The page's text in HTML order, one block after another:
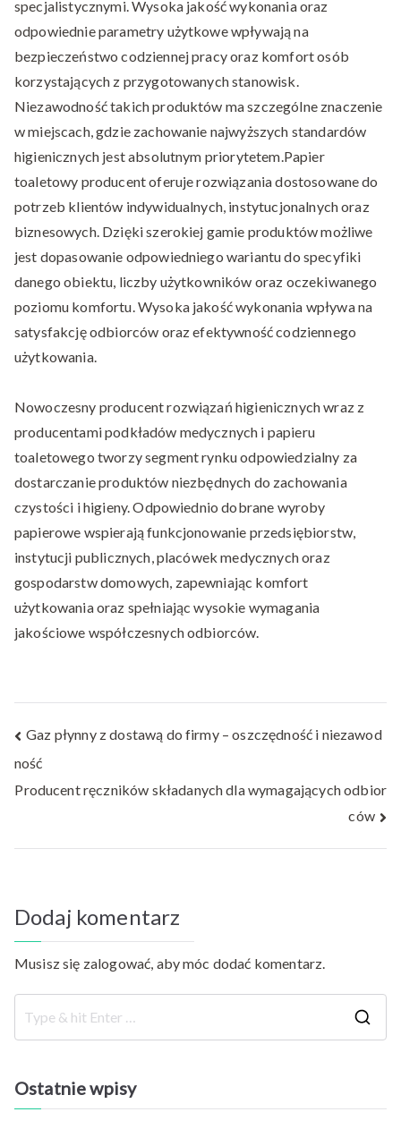
specjalistycznymi. Wysoka jakość wykonania oraz
odpowiednie parametry użytkowe wpływają na
bezpieczeństwo codziennej pracy oraz komfort osób
korzystających z przygotowanych stanowisk.
Niezawodność takich produktów ma szczególne znaczenie
w miejscach, gdzie zachowanie najwyższych standardów
higienicznych jest absolutnym priorytetem.Papier
toaletowy producent oferuje rozwiązania dostosowane do
potrzeb klientów indywidualnych, instytucjonalnych oraz
biznesowych. Dzięki szerokiej gamie produktów możliwe
jest dopasowanie odpowiedniego wariantu do specyfiki
danego obiektu, liczby użytkowników oraz oczekiwanego
poziomu komfortu. Wysoka jakość wykonania wpływa na
satysfakcję odbiorców oraz efektywność codziennego
użytkowania.
Nowoczesny producent rozwiązań higienicznych wraz z
producentami podkładów medycznych i papieru
toaletowego tworzy segment rynku odpowiedzialny za
dostarczanie produktów niezbędnych do zachowania
czystości i higieny. Odpowiednio dobrane wyroby
papierowe wspierają funkcjonowanie przedsiębiorstw,
instytucji publicznych, placówek medycznych oraz
gospodarstw domowych, zapewniając komfort
użytkowania oraz spełniając wysokie wymagania
jakościowe współczesnych odbiorców.
Nawigacja
wpisu
Gaz płynny z dostawą do firmy – oszczędność i niezawod
ność
Producent ręczników składanych dla wymagających odbior
ców
Dodaj komentarz
Musisz się zalogować, aby móc dodać komentarz.
Ostatnie wpisy